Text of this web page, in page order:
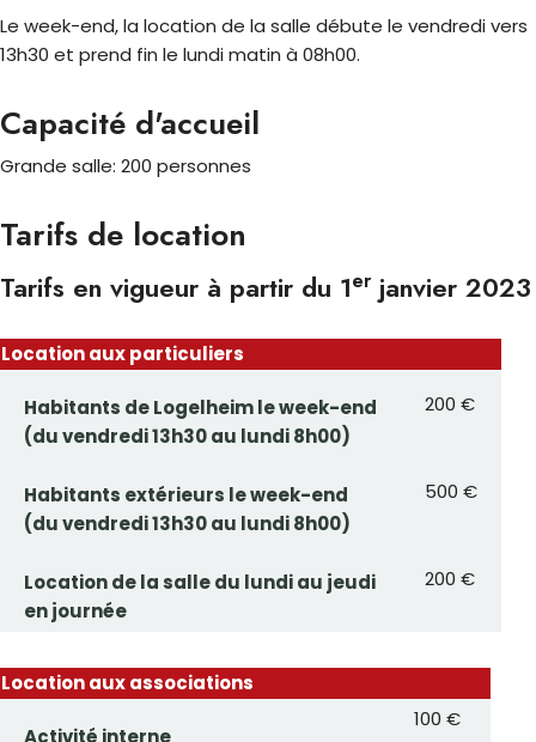
Le week-end, la location de la salle débute le vendredi vers
13h30 et prend fin le lundi matin à 08h00.
Capacité d'accueil
Grande salle: 200 personnes
Tarifs de location
Tarifs en vigueur à partir du 1erjanvier 2023
Location aux particuliers
Habitants de Logelheim le week-end
(du vendredi 13h30 au lundi 8h00)
200 €
Habitants extérieurs le week-end
(du vendredi 13h30 au lundi 8h00)
500 €
Location de la salle du lundi au jeudi
en journée
200 €
Location aux associations
Activité interne
100 €